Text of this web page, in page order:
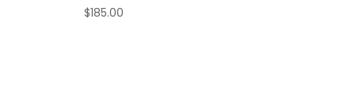
$185.00